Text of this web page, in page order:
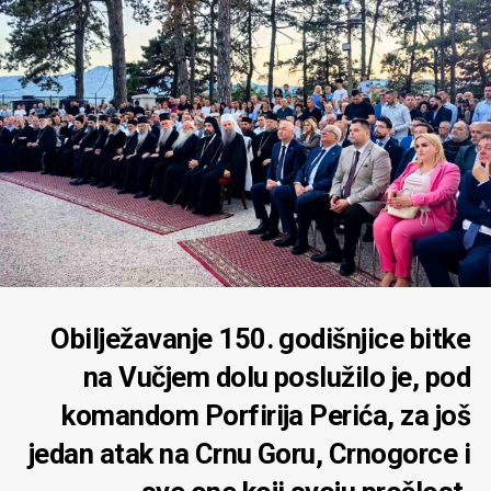
Obilježavanje 150. godišnjice bitke
na Vučjem dolu poslužilo je, pod
komandom Porfirija Perića, za još
jedan atak na Crnu Goru, Crnogorce i